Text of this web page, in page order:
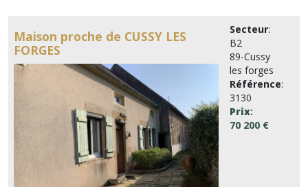
Maison proche de CUSSY LES
FORGES
Secteur:
B2
89-Cussy
les forges
Référence:
3130
Prix:
70 200 €